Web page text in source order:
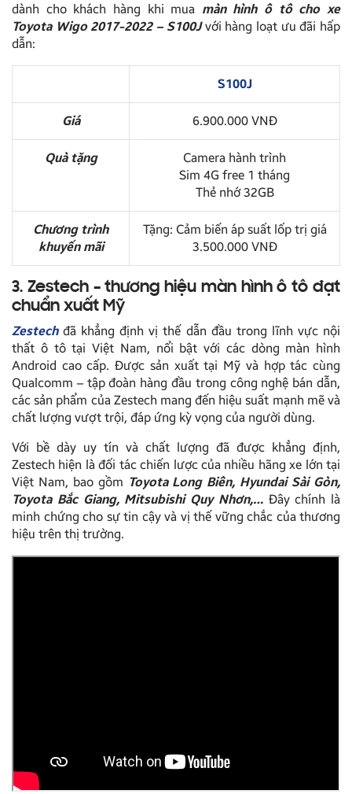
dành cho khách hàng khi mua màn hình ô tô cho xe
Toyota Wigo 2017-2022 – S100Jvới hàng loạt ưu đãi hấp
dẫn:
S100J
Giá 6.900.000 VNĐ
Quà tặng
Camera hành trình
Sim 4G free 1 tháng
Thẻ nhớ 32GB
Chương trình
khuyến mãi
Tặng: Cảm biến áp suất lốp trị giá
3.500.000 VNĐ
3. Zestech – thương hiệu màn hình ô tô đạt
chuẩn xuất Mỹ
Zestechđã khẳng định vị thế dẫn đầu trong lĩnh vực nội
thất ô tô tại Việt Nam, nổi bật với các dòng màn hình
Android cao cấp. Được sản xuất tại Mỹ và hợp tác cùng
Qualcomm – tập đoàn hàng đầu trong công nghệ bán dẫn,
các sản phẩm của Zestech mang đến hiệu suất mạnh mẽ và
chất lượng vượt trội, đáp ứng kỳ vọng của người dùng.
Với bề dày uy tín và chất lượng đã được khẳng định,
Zestech hiện là đối tác chiến lược của nhiều hãng xe lớn tại
Việt Nam, bao gồm Toyota Long Biên, Hyundai Sài Gòn,
Toyota Bắc Giang, Mitsubishi Quy Nhơn,…Đây chính là
minh chứng cho sự tin cậy và vị thế vững chắc của thương
hiệu trên thị trường.